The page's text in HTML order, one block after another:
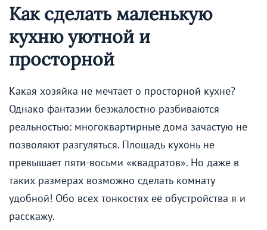
Как сделать маленькую
кухню уютной и
просторной
Какая хозяйка не мечтает о просторной кухне?
Однако фантазии безжалостно разбиваются
реальностью: многоквартирные дома зачастую не
позволяют разгуляться. Площадь кухонь не
превышает пяти-восьми «квадратов». Но даже в
таких размерах возможно сделать комнату
удобной! Обо всех тонкостях её обустройства я и
расскажу.